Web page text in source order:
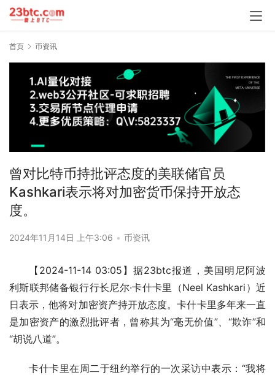
首页 币资讯
曾对比特币持批评态度的美联储官员
Kashkari表示将对加密货币保持开放态
度。
2024年11月14日 上午3:06 • 币资讯
【2024-11-14 03:05】据23btc报道，美国明尼阿波
利斯联邦储备银行行长尼尔·卡什卡里（Neel Kashkari）近
日表示，他将对加密资产持开放态度。卡什卡里多年来一直
是加密资产的激烈批评者，曾称其为“毫无价值”、“欺诈”和
“胡说八道”。
卡什卡里在周二于纽约举行的一次采访中表示：“我将